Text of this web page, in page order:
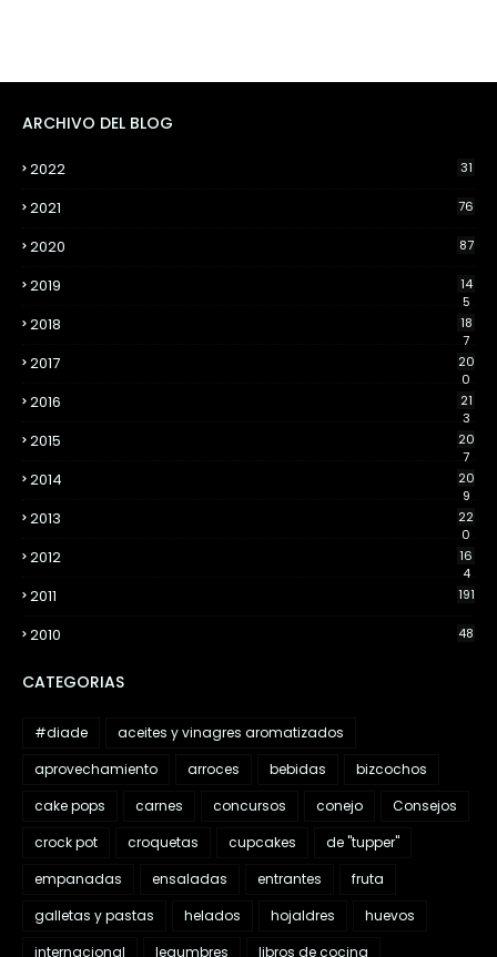
ARCHIVO DEL BLOG
2022 31
2021 76
2020 87
2019
14
5
2018
18
7
2017
20
0
2016
21
3
2015
20
7
2014
20
9
2013
22
0
2012
16
4
2011 191
2010 48
CATEGORIAS
#diade
aceites y vinagres aromatizados
aprovechamiento
arroces bebidas
bizcochos
cake pops
carnes concursos conejo
Consejos
crock pot
croquetas cupcakes
de "tupper"
empanadas
ensaladas entrantes
fruta
galletas y pastas
helados hojaldres
huevos
internacional
legumbres
libros de cocina